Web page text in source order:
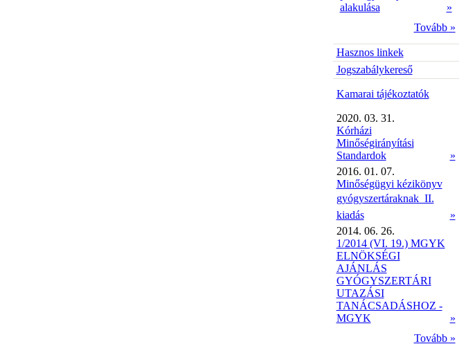
alakulása
»
Tovább »
Hasznos linkek
Jogszabálykereső
Kamarai tájékoztatók
2020. 03. 31.
Kórházi
Minőségirányítási
Standardok
»
2016. 01. 07.
Minőségügyi kézikönyv
gyógyszertáraknak  II.
kiadás
»
2014. 06. 26.
1/2014 (VI. 19.) MGYK
ELNÖKSÉGI
AJÁNLÁS
GYÓGYSZERTÁRI
UTAZÁSI
TANÁCSADÁSHOZ -
MGYK
»
Tovább »